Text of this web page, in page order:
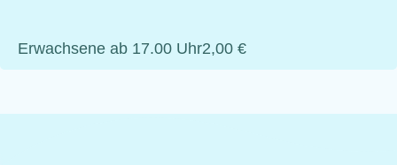
Erwachsene ab 17.00 Uhr2,00 €